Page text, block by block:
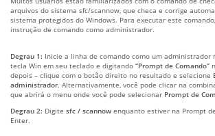
arquivos do sistema sfc/scannow, que checa e corrige
sistema protegidos do Windows. Para executar este
instrução de comando como administrador.
Degrau 1: Inicie a linha de comando como um administrador
tecla Win em seu teclado e digitando “Prompt de Comando”
depois – clique com o botão direito no resultado e selecione
administrador. Alternativamente, você pode clicar na
que abrirá o menu onde você pode selecionar Prompt de
Degrau 2: Digite sfc / scannow enquanto estiver na Prompt
Enter.